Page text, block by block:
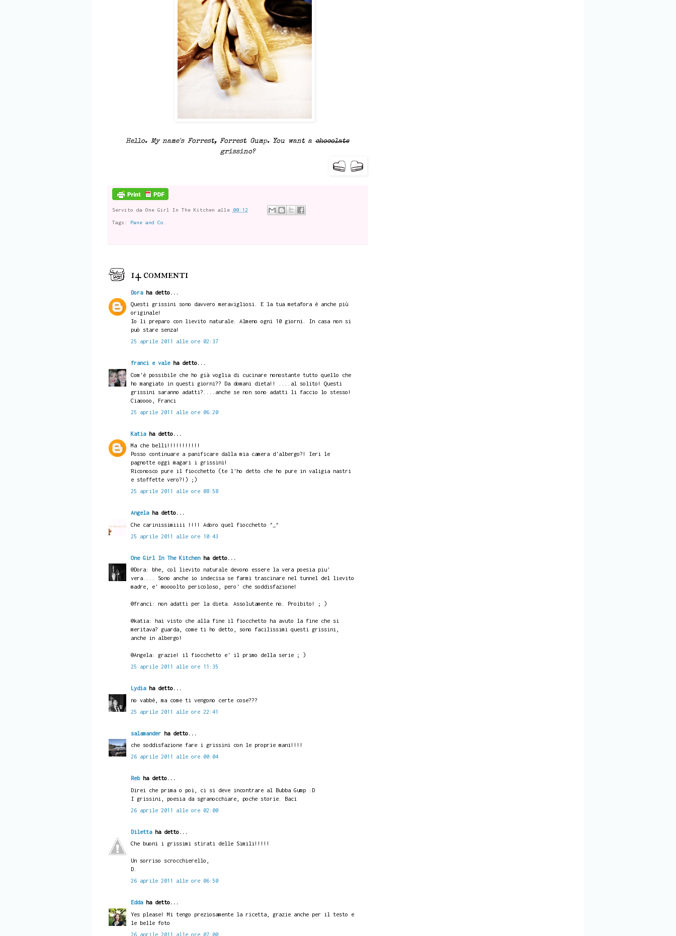
Hello. My name's Forrest, Forrest Gump. You want achocolate
grissino?
Servito da One Girl In The Kitchen alle 00:12
Tags: Pane and Co.
14 commenti
Doraha detto...
Questi grissini sono davvero meravigliosi. E la tua metafora è anche più
originale!
Io li preparo con lievito naturale. Almeno ogni 10 giorni. In casa non si
può stare senza!
25 aprile 2011 alle ore 02:37
franci e valeha detto...
Com'è possibile che ho già voglia di cucinare nonostante tutto quello che
ho mangiato in questi giorni?? Da domani dieta!! ....al solito! Questi
grissini saranno adatti?....anche se non sono adatti li faccio lo stesso!
Ciaoooo, Franci
25 aprile 2011 alle ore 06:20
Katiaha detto...
Ma che belli!!!!!!!!!!!
Posso continuare a panificare dalla mia camera d'albergo?! Ieri le
pagnotte oggi magari i grissini!
Riconosco pure il fiocchetto (te l'ho detto che ho pure in valigia nastri
e stoffette vero?!) ;)
25 aprile 2011 alle ore 08:58
Angelaha detto...
Che carinissimiiii !!!! Adoro quel fiocchetto ^_^
25 aprile 2011 alle ore 10:43
One Girl In The Kitchenha detto...
@Dora: bhe, col lievito naturale devono essere la vera poesia piu'
vera.... Sono anche io indecisa se farmi trascinare nel tunnel del lievito
madre, e' moooolto pericoloso, pero' che soddisfazione!
@franci: non adatti per la dieta. Assolutamente no. Proibito! ; )
@katia: hai visto che alla fine il fiocchetto ha avuto la fine che si
meritava? guarda, come ti ho detto, sono facilissimi questi grissini,
anche in albergo!
@Angela: grazie! il fiocchetto e' il primo della serie ; )
25 aprile 2011 alle ore 11:35
Lydiaha detto...
no vabbè, ma come ti vengono certe cose???
25 aprile 2011 alle ore 22:41
salamanderha detto...
che soddisfazione fare i grissini con le proprie mani!!!!
26 aprile 2011 alle ore 00:04
Rebha detto...
Direi che prima o poi, ci si deve incontrare al Bubba Gump :D
I grissini, poesia da sgranocchiare, poche storie. Baci
26 aprile 2011 alle ore 02:00
Dilettaha detto...
Che buoni i grissimi stirati delle Simili!!!!!
Un sorriso scrocchierello,
D.
26 aprile 2011 alle ore 06:50
Edda ha detto...
Yes please! Mi tengo preziosamente la ricetta, grazie anche per il testo e
le belle foto
26 aprile 2011 alle ore 07:00